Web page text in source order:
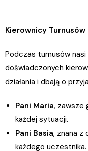
Kierownicy
Podczas turnusów
doświadczonych
działania i dbają o
Pani Maria, zawsze
każdej sytuacji.
Pani Basia, znana z
każdego uczestnika.